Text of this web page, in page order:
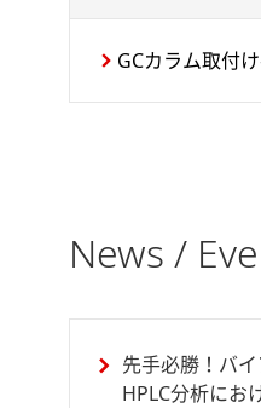
GCカラム取付
News /
先手必勝！バ
HPLC分析にお